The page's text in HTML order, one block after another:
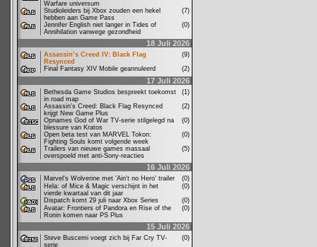
Warfare universum
Studioleiders bij Xbox zouden een hekel
hebben aan Game Pass
(7)
Jennifer English niet langer in Tides of
Annihilation vanwege gezondheid
(0)
18 Juli 2026
Assassin’s Creed IV: Black Flag
Resynced
(9)
Final Fantasy XIV Mobile geannuleerd
(2)
17 Juli 2026
Bethesda Game Studios bespreekt toekomst
in road map
(1)
Assassin's Creed: Black Flag Resynced
krijgt New Game Plus
(2)
Opnames God of War TV-serie stilgelegd na
blessure van Kratos
(0)
Open beta test van MARVEL Tokon:
Fighting Souls komt volgende week
(0)
Trailers van nieuwe games massaal
overspoeld met anti-Sony-reacties
(5)
16 Juli 2026
Marvel's Wolverine met 'Ain't no Hero' trailer
(0)
Hela: of Mice & Magic verschijnt in het
vierde kwartaal van dit jaar
(0)
Dispatch komt 29 juli naar Xbox Series
(0)
Avatar: Frontiers of Pandora en Rise of the
Ronin komen naar PS Plus
(0)
15 Juli 2026
Steve Buscemi voegt zich bij Far Cry TV-
serie
(0)